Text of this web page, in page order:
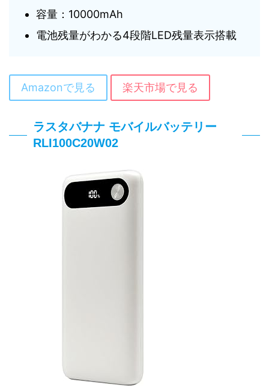
容量：10000mAh
電池残量がわかる4段階LED残量表示搭載
Amazonで見る 楽天市場で見る
ラスタバナナ モバイルバッテリー
RLI100C20W02